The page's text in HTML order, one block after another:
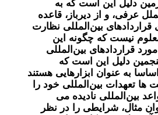
دلیل این است که به
عرفی، و از دیرباز، قاعده
بین‌المللی نظارت
نیست که چگونه این
قراردادهای بین‌المللی
دلیل این است که
به عنوان ابزارهایی هستند
تعهدات بین‌المللی خود را
بین‌المللی نادیده می
مثال، شرایطی را در نظر